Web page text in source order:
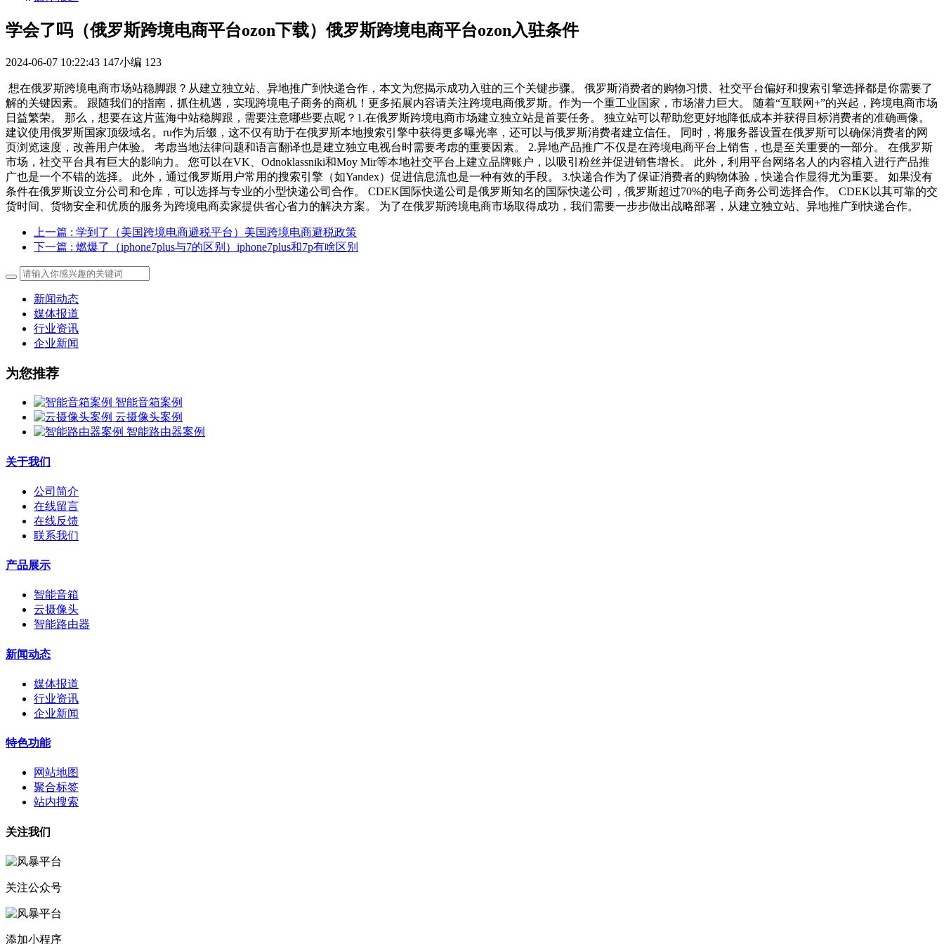
学会了吗（俄罗斯跨境电商平台ozon下载）俄罗斯跨境电商平台ozon入驻条件
2024-06-07 10:22:43 147小编 123
想在俄罗斯跨境电商市场站稳脚跟？从建立独立站、异地推广到快递合作，本文为您揭示成功入驻的三个关键步骤。 俄罗斯消费者的购物习惯、社交平台偏好和搜索引擎选择都是你需要了
解的关键因素。 跟随我们的指南，抓住机遇，实现跨境电子商务的商机！更多拓展内容请关注跨境电商俄罗斯。作为一个重工业国家，市场潜力巨大。 随着“互联网+”的兴起，跨境电商市场
日益繁荣。 那么，想要在这片蓝海中站稳脚跟，需要注意哪些要点呢？1.在俄罗斯跨境电商市场建立独立站是首要任务。 独立站可以帮助您更好地降低成本并获得目标消费者的准确画像。
建议使用俄罗斯国家顶级域名。ru作为后缀，这不仅有助于在俄罗斯本地搜索引擎中获得更多曝光率，还可以与俄罗斯消费者建立信任。 同时，将服务器设置在俄罗斯可以确保消费者的网
页浏览速度，改善用户体验。 考虑当地法律问题和语言翻译也是建立独立电视台时需要考虑的重要因素。 2.异地产品推广不仅是在跨境电商平台上销售，也是至关重要的一部分。 在俄罗斯
市场，社交平台具有巨大的影响力。 您可以在VK、Odnoklassniki和Moy Mir等本地社交平台上建立品牌账户，以吸引粉丝并促进销售增长。 此外，利用平台网络名人的内容植入进行产品推
广也是一个不错的选择。 此外，通过俄罗斯用户常用的搜索引擎（如Yandex）促进信息流也是一种有效的手段。 3.快递合作为了保证消费者的购物体验，快递合作显得尤为重要。 如果没有
条件在俄罗斯设立分公司和仓库，可以选择与专业的小型快递公司合作。 CDEK国际快递公司是俄罗斯知名的国际快递公司，俄罗斯超过70%的电子商务公司选择合作。 CDEK以其可靠的交
货时间、货物安全和优质的服务为跨境电商卖家提供省心省力的解决方案。 为了在俄罗斯跨境电商市场取得成功，我们需要一步步做出战略部署，从建立独立站、异地推广到快递合作。
上一篇 : 学到了（美国跨境电商避税平台）美国跨境电商避税政策
下一篇 : 燃爆了（iphone7plus与7的区别）iphone7plus和7p有啥区别
新闻动态
媒体报道
行业资讯
企业新闻
为您推荐
智能音箱案例
云摄像头案例
智能路由器案例
关于我们
公司简介
在线留言
在线反馈
联系我们
产品展示
智能音箱
云摄像头
智能路由器
新闻动态
媒体报道
行业资讯
企业新闻
特色功能
网站地图
聚合标签
站内搜索
关注我们
关注公众号
添加小程序